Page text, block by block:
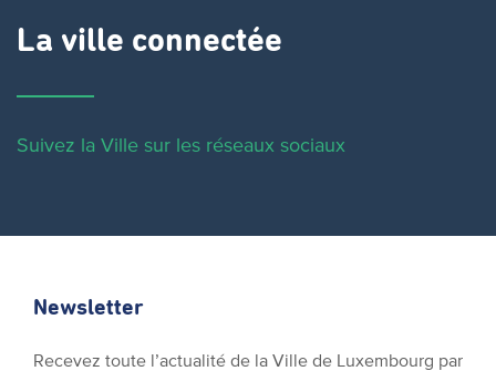
La ville connectée
Suivez la Ville sur les réseaux sociaux
Newsletter
Recevez toute l’actualité de la Ville de Luxembourg par